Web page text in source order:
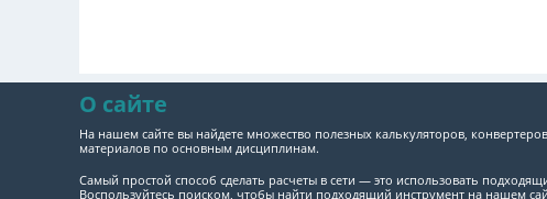
О сайте
На нашем сайте вы найдете множество полезных калькуляторов,
материалов по основным дисциплинам.
Самый простой способ сделать расчеты в сети — это использовать
Воспользуйтесь поиском, чтобы найти подходящий инструмент на нашем